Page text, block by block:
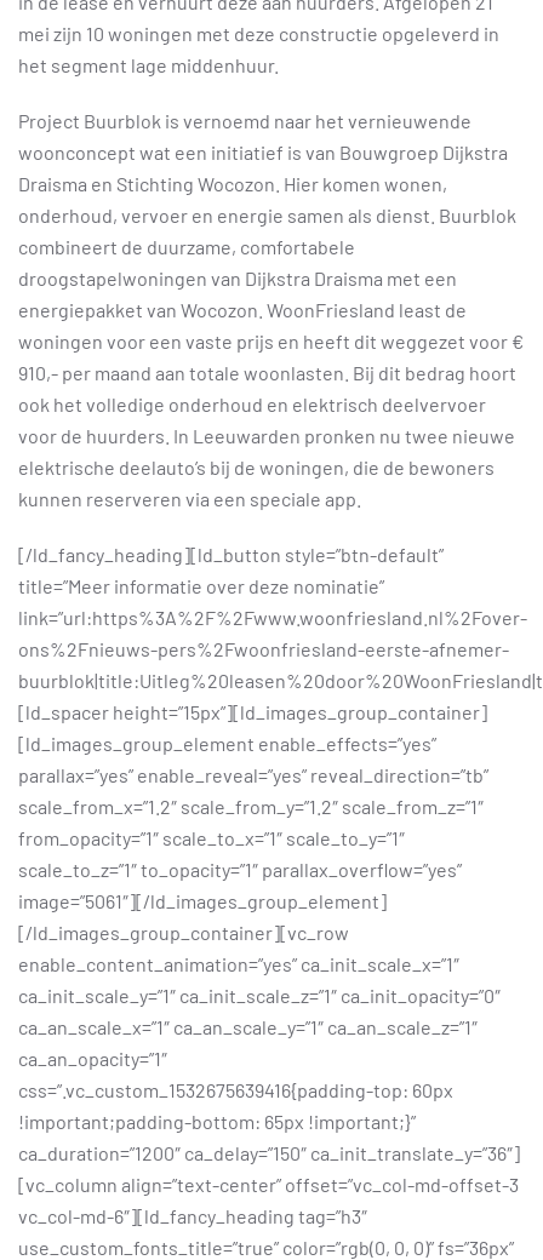
mei zijn 10 woningen met deze constructie opgeleverd in
het segment lage middenhuur.
Project Buurblok is vernoemd naar het vernieuwende
woonconcept wat een initiatief is van Bouwgroep Dijkstra
Draisma en Stichting Wocozon. Hier komen wonen,
onderhoud, vervoer en energie samen als dienst. Buurblok
combineert de duurzame, comfortabele
droogstapelwoningen van Dijkstra Draisma met een
energiepakket van Wocozon. WoonFriesland least de
woningen voor een vaste prijs en heeft dit weggezet voor €
910,- per maand aan totale woonlasten. Bij dit bedrag hoort
ook het volledige onderhoud en elektrisch deelvervoer
voor de huurders. In Leeuwarden pronken nu twee nieuwe
elektrische deelauto’s bij de woningen, die de bewoners
kunnen reserveren via een speciale app.
[/ld_fancy_heading][ld_button style=”btn-default”
title=”Meer informatie over deze nominatie”
link=”url:https%3A%2F%2Fwww.woonfriesland.nl%2Fover-
ons%2Fnieuws-pers%2Fwoonfriesland-eerste-afnemer-
[ld_spacer height=”15px”][ld_images_group_container]
[ld_images_group_element enable_effects=”yes”
parallax=”yes” enable_reveal=”yes” reveal_direction=”tb”
scale_from_x=”1.2″ scale_from_y=”1.2″ scale_from_z=”1″
from_opacity=”1″ scale_to_x=”1″ scale_to_y=”1″
scale_to_z=”1″ to_opacity=”1″ parallax_overflow=”yes”
image=”5061″][/ld_images_group_element]
[/ld_images_group_container][vc_row
enable_content_animation=”yes” ca_init_scale_x=”1″
ca_init_scale_y=”1″ ca_init_scale_z=”1″ ca_init_opacity=”0″
ca_an_scale_x=”1″ ca_an_scale_y=”1″ ca_an_scale_z=”1″
ca_an_opacity=”1″
css=”.vc_custom_1532675639416{padding-top: 60px
!important;padding-bottom: 65px !important;}”
ca_duration=”1200″ ca_delay=”150″ ca_init_translate_y=”36″]
[vc_column align=”text-center” offset=”vc_col-md-offset-3
vc_col-md-6″][ld_fancy_heading tag=”h3″
use_custom_fonts_title=”true” color=”rgb(0, 0, 0)” fs=”36px”